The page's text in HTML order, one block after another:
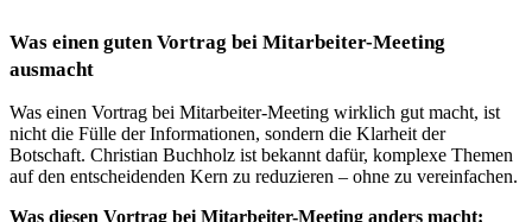
Was einen guten Vortrag bei Mitarbeiter-Meeting
ausmacht
Was einen Vortrag bei Mitarbeiter-Meeting wirklich gut macht, ist
nicht die Fülle der Informationen, sondern die Klarheit der
Botschaft. Christian Buchholz ist bekannt dafür, komplexe Themen
auf den entscheidenden Kern zu reduzieren – ohne zu vereinfachen.
Was diesen Vortrag bei Mitarbeiter-Meeting anders macht: